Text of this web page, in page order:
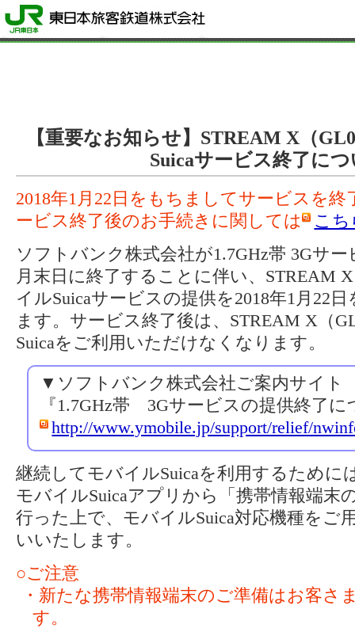
【重要なお知らせ】STREAM X（
Suicaサービス終了に
2018年1月22日をもちましてサービスを
ービス終了後のお手続きに関しては
こち
ソフトバンク株式会社が1.7GHz帯 3Gサー
月末日に終了することに伴い、STREAM
イルSuicaサービスの提供を2018年1月22
ます。サービス終了後は、STREAM X（
Suicaをご利用いただけなくなります。
▼ソフトバンク株式会社ご案内サイト
『1.7GHz帯 3Gサービスの提供終了に
http://www.ymobile.jp/support/relief/
継続してモバイルSuicaを利用するために
モバイルSuicaアプリから「携帯情報端末
行った上で、モバイルSuica対応機種をご
いいたします。
○ご注意
・新たな携帯情報端末のご準備はお客さ
す。